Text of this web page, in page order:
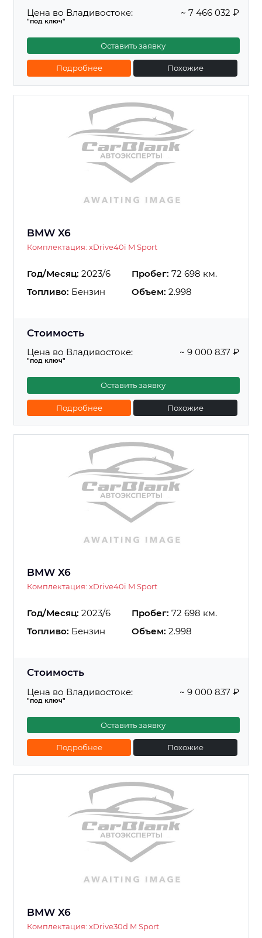
Цена во Владивостоке:
"под ключ"
~ 7 466 032 ₽
Оставить заявку
Подробнее Похожие
BMW X6
Комплектация: xDrive40i M Sport
Год/Месяц: 2023/6 Пробег: 72 698 км.
Топливо: Бензин Объем: 2.998
Стоимость
Цена во Владивостоке:
"под ключ"
~ 9 000 837 ₽
Оставить заявку
Подробнее Похожие
BMW X6
Комплектация: xDrive40i M Sport
Год/Месяц: 2023/6 Пробег: 72 698 км.
Топливо: Бензин Объем: 2.998
Стоимость
Цена во Владивостоке:
"под ключ"
~ 9 000 837 ₽
Оставить заявку
Подробнее Похожие
BMW X6
Комплектация: xDrive30d M Sport